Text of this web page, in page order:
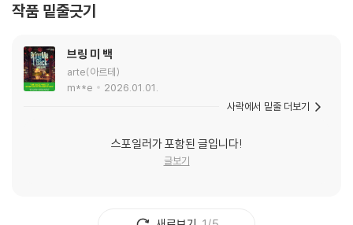
작품 밑줄긋기
브링 미 백
arte(아르테)
m**e
2026.01.01.
사락에서 밑줄 더보기
스포일러가 포함된 글입니다!
글보기